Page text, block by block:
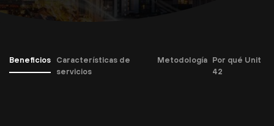
Beneficios
Características de
servicios
Metodología
Por qué Unit
42